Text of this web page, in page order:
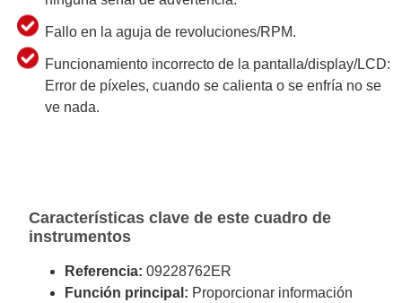
Fallo en la aguja de revoluciones/RPM.
Funcionamiento incorrecto de la pantalla/display/LCD:
Error de píxeles, cuando se calienta o se enfría no se
ve nada.
Características clave de este cuadro de
instrumentos
Referencia: 09228762ER
Función principal: Proporcionar información